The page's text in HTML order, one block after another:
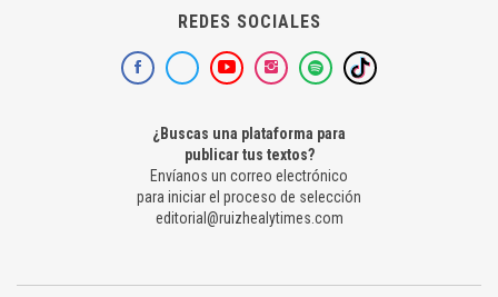
REDES SOCIALES
¿Buscas una plataforma para
publicar tus textos?
Envíanos un correo electrónico
para iniciar el proceso de selección
editorial@ruizhealytimes.com